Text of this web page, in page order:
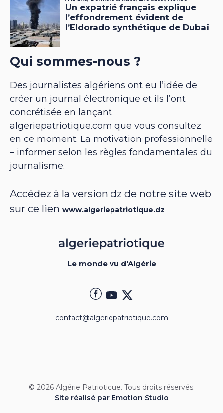
Qui sommes-nous ?
Des journalistes algériens ont eu l’idée de
créer un journal électronique et ils l’ont
concrétisée en lançant
algeriepatriotique.com que vous consultez
en ce moment. La motivation professionnelle
– informer selon les règles fondamentales du
journalisme.
Accédez à la version dz de notre site web
sur ce lien www.algeriepatriotique.dz
Le monde vu d'Algérie
contact@algeriepatriotique.com
© 2026 Algérie Patriotique. Tous droits réservés.
Site réalisé par Emotion Studio